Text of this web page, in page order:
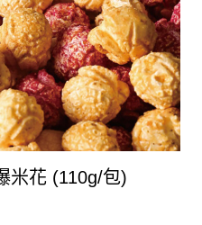
米花 (110g/包)